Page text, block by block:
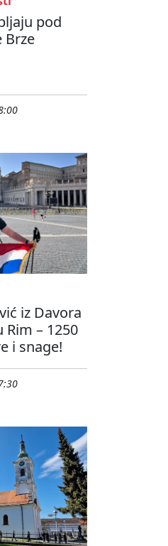
pod
Brze
iz Davora
Rim – 1250
i snage!